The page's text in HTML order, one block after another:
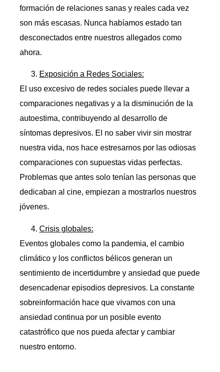
formación de relaciones sanas y reales cada vez
son más escasas. Nunca habíamos estado tan
desconectados entre nuestros allegados como
ahora.
Exposición a Redes Sociales:
El uso excesivo de redes sociales puede llevar a
comparaciones negativas y a la disminución de la
autoestima, contribuyendo al desarrollo de
síntomas depresivos. El no saber vivir sin mostrar
nuestra vida, nos hace estresarnos por las odiosas
comparaciones con supuestas vidas perfectas.
Problemas que antes solo tenían las personas que
dedicaban al cine, empiezan a mostrarlos nuestros
jóvenes.
Crisis globales:
Eventos globales como la pandemia, el cambio
climático y los conflictos bélicos generan un
sentimiento de incertidumbre y ansiedad que puede
desencadenar episodios depresivos. La constante
sobreinformación hace que vivamos con una
ansiedad continua por un posible evento
catastrófico que nos pueda afectar y cambiar
nuestro entorno.